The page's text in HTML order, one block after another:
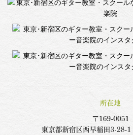
所在地
〒169-0051
東京都新宿区西早稲田3-28-